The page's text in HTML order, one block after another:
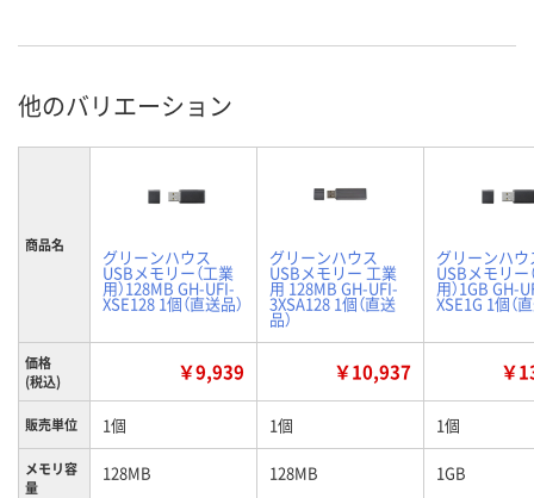
他のバリエーション
商品名
グリーンハウス
USBメモリー（工業
用）128MB GH-UFI-
XSE128 1個（直送品）
グリーンハウス
USBメモリー 工業
用 128MB GH-UFI-
3XSA128 1個（直送
品）
グリーンハウ
USBメモリー
用）1GB GH-
XSE1G 1個（
価格
(税込)
￥9,939 ￥10,937 ￥
販売単位 1個 1個 1個
メモリ容
量
128MB 128MB 1GB